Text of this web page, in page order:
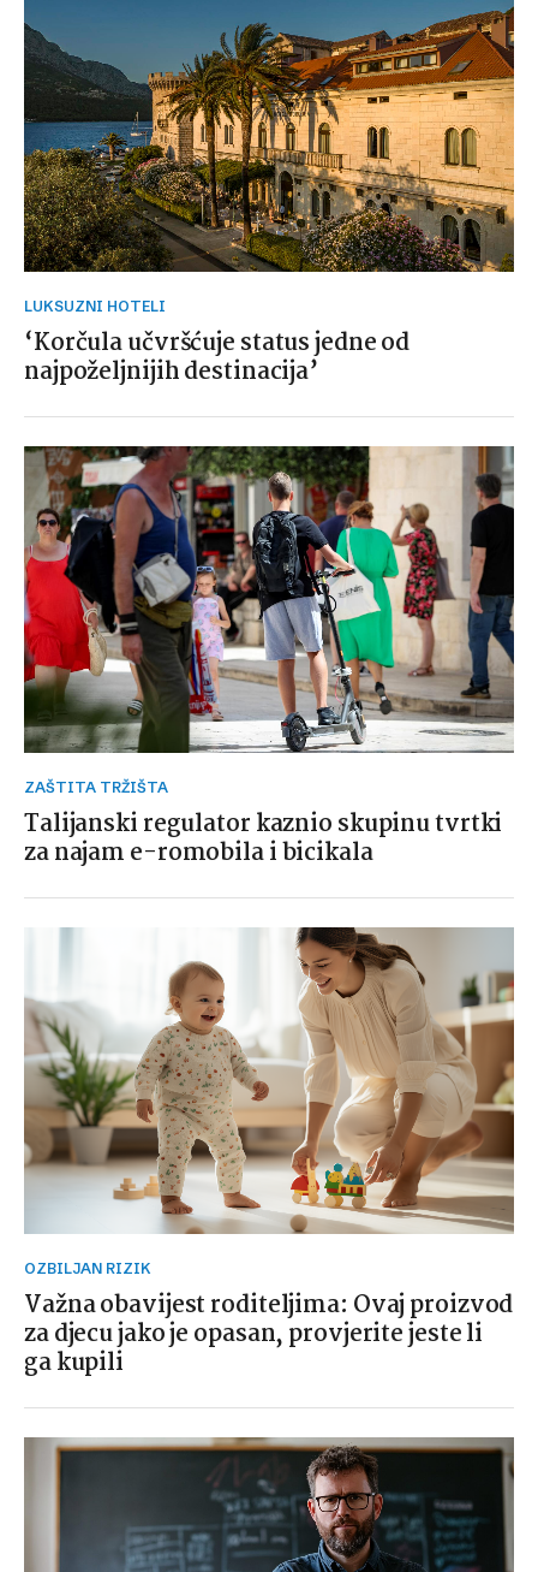
LUKSUZNI HOTELI
‘Korčula učvršćuje status jedne od
najpoželjnijih destinacija’
ZAŠTITA TRŽIŠTA
Talijanski regulator kaznio skupinu tvrtki
za najam e-romobila i bicikala
OZBILJAN RIZIK
Važna obavijest roditeljima: Ovaj proizvod
za djecu jako je opasan, provjerite jeste li
ga kupili